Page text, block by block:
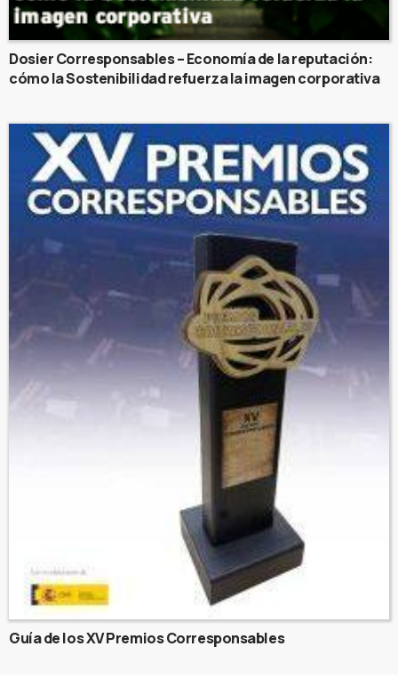
Dosier Corresponsables – Economía de la reputación:
cómo la Sostenibilidad refuerza la imagen corporativa
Guía de los XV Premios Corresponsables